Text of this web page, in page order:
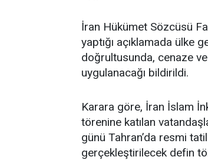
İran Hükümet Sözcüsü
yaptığı açıklamada ülke
doğrultusunda, cenaze
uygulanacağı bildirildi.
Karara göre, İran İslam
törenine katılan
günü Tahran’da resmi
gerçekleştirilecek defin